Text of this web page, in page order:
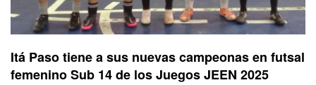
Itá Paso tiene a sus nuevas campeonas en futsal
femenino Sub 14 de los Juegos JEEN 2025